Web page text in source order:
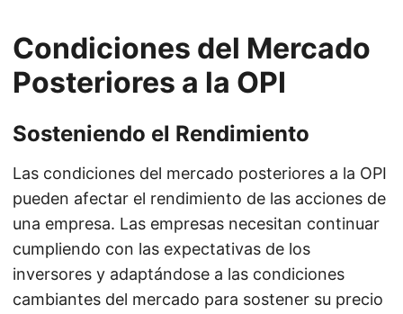
Condiciones del Mercado
Posteriores a la OPI
Sosteniendo el Rendimiento
Las condiciones del mercado posteriores a la OPI
pueden afectar el rendimiento de las acciones de
una empresa. Las empresas necesitan continuar
cumpliendo con las expectativas de los
inversores y adaptándose a las condiciones
cambiantes del mercado para sostener su precio